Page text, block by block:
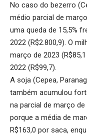
No caso do bezerro
médio parcial de
uma queda de 15,5%
2022 (R$2.800,9). O
março de 2023
2022 (R$99,7).
A soja (Cepea,
também acumulou
na parcial de março de
porque a média de
R$163,0 por saca,